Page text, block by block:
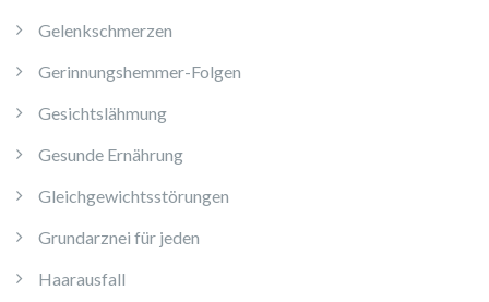
Gelenkschmerzen
Gerinnungshemmer-Folgen
Gesichtslähmung
Gesunde Ernährung
Gleichgewichtsstörungen
Grundarznei für jeden
Haarausfall